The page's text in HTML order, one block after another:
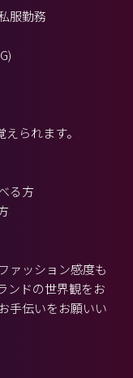
服勤務
られます。
る方
ァッション感度も
ンドの世界観をお
手伝いをお願いい